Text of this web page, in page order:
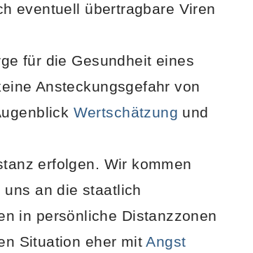
eventuell übertragbare Viren
für die Gesundheit eines
Ansteckungsgefahr von
Wertschätzung und
erfolgen. Wir kommen
an die staatlich
in persönliche Distanzzonen
Situation eher mitAngst